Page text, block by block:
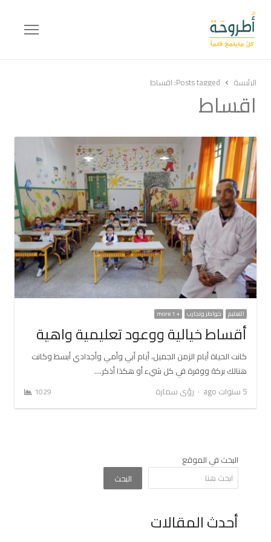
Menu
الرئيسة Posts tagged: اقساط
اقساط
التعليم خواطر وتجارب + 1 more
أقساط خيالية ووعود تعليمية واهية
كانت الحياة أيام الزمن الجميل، أيام أبي وأمي وأجدادي أبسط وكانت
هنالك بركة ووفرة في كل شيء أو هكذا أذكر.…
5 سنوات ago
Author
رؤى سمارة 1029
البحث في الموقع
البحث
أحدث المقالات